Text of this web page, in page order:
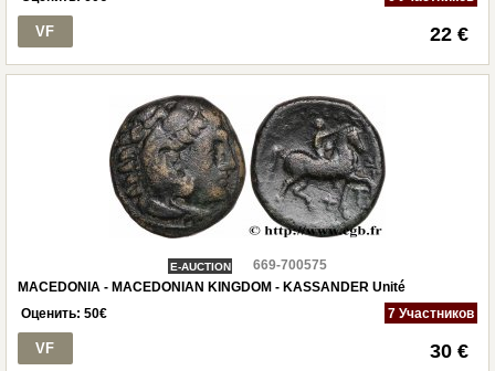
VF 22 €
E-AUCTION
669-700575
MACEDONIA - MACEDONIAN KINGDOM - KASSANDER Unité
Оценить: 50€ 7 Участников
VF 30 €